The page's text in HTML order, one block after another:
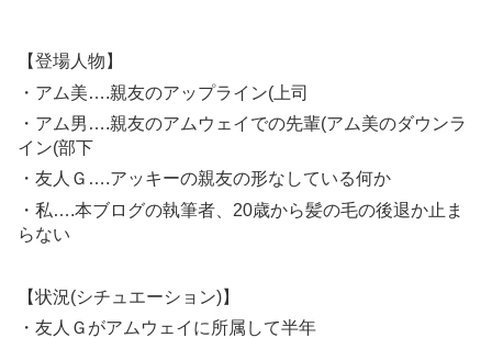
【登場人物】
・アム美….親友のアップライン(上司
・アム男….親友のアムウェイでの先輩(アム美のダウンラ
イン(部下
・友人Ｇ….アッキーの親友の形なしている何か
・私….本ブログの執筆者、20歳から髪の毛の後退か止ま
らない
【状況(シチュエーション)】
・友人Ｇがアムウェイに所属して半年